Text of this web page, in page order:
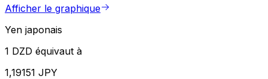
Afficher le graphique
Yen japonais
1 DZD équivaut à
1,19151 JPY